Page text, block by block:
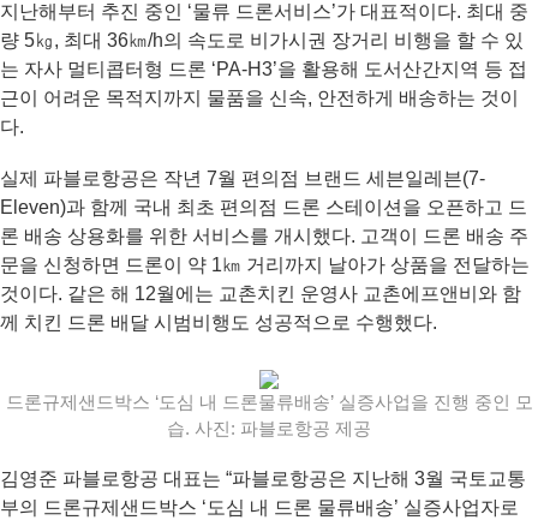
지난해부터 추진 중인 ‘물류 드론서비스’가 대표적이다. 최대 중
량 5㎏, 최대 36㎞/h의 속도로 비가시권 장거리 비행을 할 수 있
는 자사 멀티콥터형 드론 ‘PA-H3’을 활용해 도서산간지역 등 접
근이 어려운 목적지까지 물품을 신속, 안전하게 배송하는 것이
다.
실제 파블로항공은 작년 7월 편의점 브랜드 세븐일레븐(7-
Eleven)과 함께 국내 최초 편의점 드론 스테이션을 오픈하고 드
론 배송 상용화를 위한 서비스를 개시했다. 고객이 드론 배송 주
문을 신청하면 드론이 약 1㎞ 거리까지 날아가 상품을 전달하는
것이다. 같은 해 12월에는 교촌치킨 운영사 교촌에프앤비와 함
께 치킨 드론 배달 시범비행도 성공적으로 수행했다.
드론규제샌드박스 ‘도심 내 드론물류배송’ 실증사업을 진행 중인 모
습. 사진: 파블로항공 제공​​​​​​​
김영준 파블로항공 대표는 “파블로항공은 지난해 3월 국토교통
부의 드론규제샌드박스 ‘도심 내 드론 물류배송’ 실증사업자로